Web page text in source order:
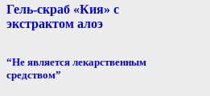
Гель-скраб «Кия» с
экстрактом алоэ
“Не является лекарственным
средством”